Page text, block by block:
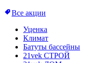
Все акции
Уценка
Климат
Батуты бассейны
21vek СТРОЙ